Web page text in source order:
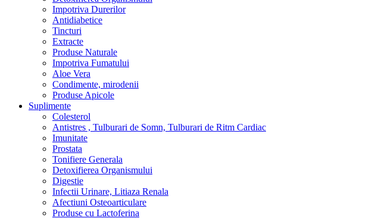
Impotriva Durerilor
Antidiabetice
Tincturi
Extracte
Produse Naturale
Impotriva Fumatului
Aloe Vera
Condimente, mirodenii
Produse Apicole
Suplimente
Colesterol
Antistres , Tulburari de Somn, Tulburari de Ritm Cardiac
Imunitate
Prostata
Tonifiere Generala
Detoxifierea Organismului
Digestie
Infectii Urinare, Litiaza Renala
Afectiuni Osteoarticulare
Produse cu Lactoferina